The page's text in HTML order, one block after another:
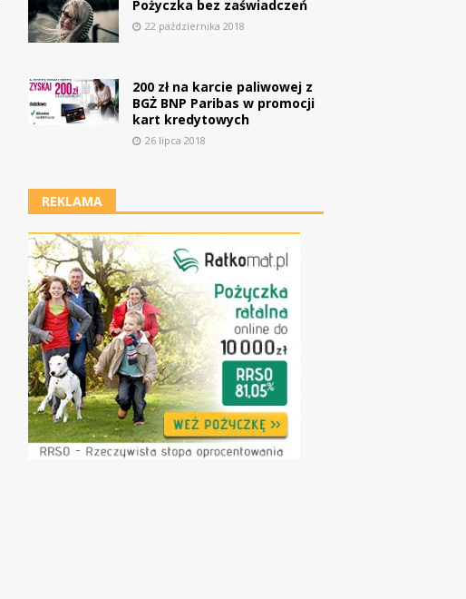
Pożyczka bez zaświadczeń
22 października 2018
200 zł na karcie paliwowej z
BGŻ BNP Paribas w promocji
kart kredytowych
26 lipca 2018
REKLAMA